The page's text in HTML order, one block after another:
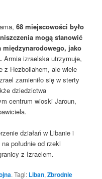
68 miejscowości było
mogą stanowić
jako
Armia izraelska utrzymuje,
z Hezbollahem, ale wiele
zamieniło się w sterty
dziedzictwa
centrum wioski Jaroun,
działań w Libanie i
południe od rzeki
z Izraelem.
. Tagi: Liban,Zbrodnie